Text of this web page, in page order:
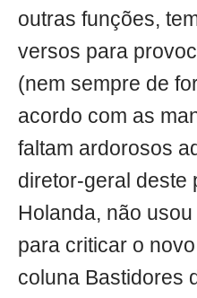
outras funções,
versos para
(nem sempre de
acordo com as
faltam ardorosos
diretor-geral deste
Holanda, não
para criticar o
coluna Bastidores